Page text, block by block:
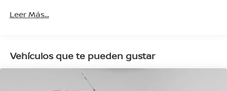
Leer Más...
Vehículos que te pueden gustar